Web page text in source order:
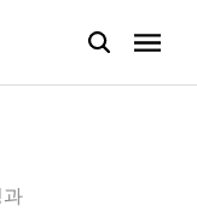
과